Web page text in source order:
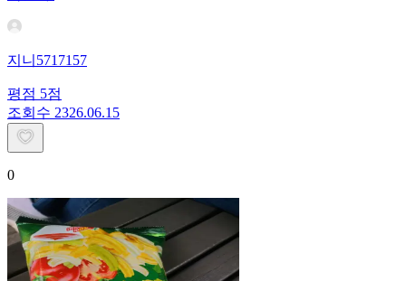
지니5717157
평점 5점
조회수 2326.06.15
0